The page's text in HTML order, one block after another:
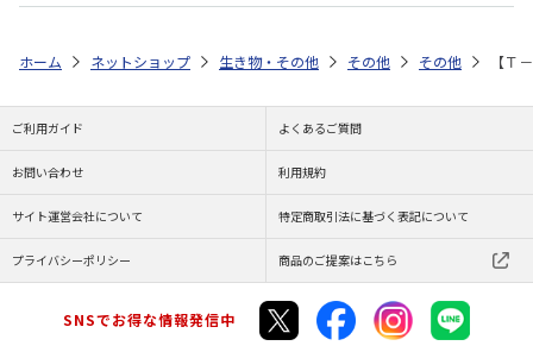
ホーム ネットショップ 生き物・その他 その他 その他 【Ｔ
ご利用ガイド よくあるご質問
お問い合わせ 利用規約
サイト運営会社について 特定商取引法に基づく表記について
プライバシーポリシー 商品のご提案はこちら
SNSでお得な情報発信中